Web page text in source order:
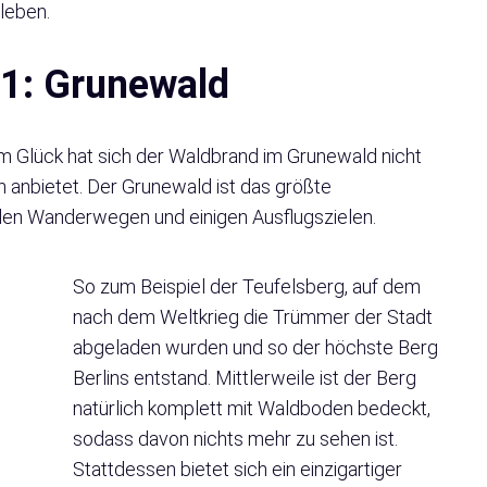
Grunewald
Glück hat sich der Waldbrand im Grunewald nicht
Der Grunewald ist das größte
Wanderwegen und einigen Ausflugszielen.
So zum Beispiel der Teufelsberg, auf dem
nach dem Weltkrieg die Trümmer der Stadt
abgeladen wurden und so der höchste Berg
Berlins entstand. Mittlerweile ist der Berg
natürlich komplett mit Waldboden bedeckt,
sodass davon nichts mehr zu sehen ist.
Stattdessen bietet sich ein einzigartiger